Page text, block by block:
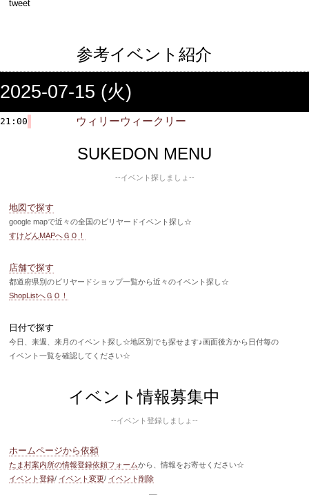
tweet
参考イベント紹介
2025-07-15 (火)
21:00 ウィリーウィークリー
SUKEDON MENU
--イベント探しましょ--
地図で探す
google mapで近々の全国のビリヤードイベント探し☆
すけどんMAPへＧＯ！
店舗で探す
都道府県別のビリヤードショップ一覧から近々のイベント探し☆
ShopListへＧＯ！
日付で探す
今日、来週、来月のイベント探し☆地区別でも探せます♪画面後方から日付毎の
イベント一覧を確認してください☆
イベント情報募集中
--イベント登録しましょ--
ホームページから依頼
たま村案内所の情報登録依頼フォームから、情報をお寄せください☆
イベント登録/ イベント変更/ イベント削除